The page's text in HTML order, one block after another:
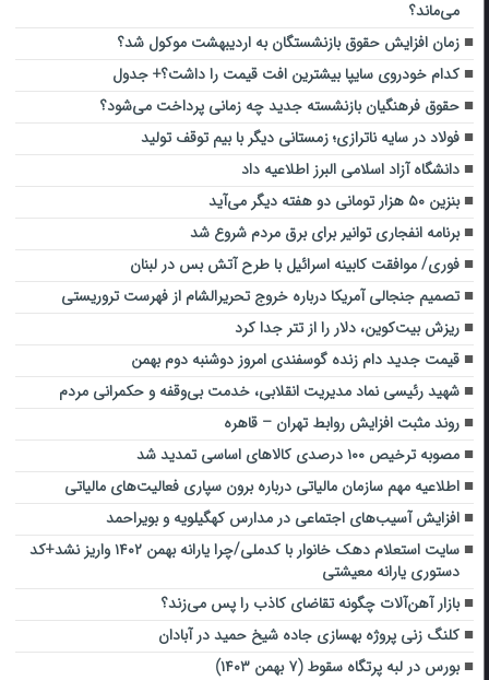
می‌ماند؟
زمان افزایش حقوق بازنشستگان به اردیبهشت موکول شد؟
کدام خودروی سایپا بیشترین افت قیمت را داشت؟+ جدول
حقوق فرهنگیان بازنشسته جدید چه زمانی پرداخت می‌شود؟
فولاد در سایه ناترازی؛ زمستانی دیگر با بیم توقف تولید
دانشگاه آزاد اسلامی البرز اطلاعیه داد
بنزین ۵۰ هزار تومانی دو هفته دیگر می‌آید
برنامه انفجاری توانیر برای برق مردم شروع شد
فوری/ موافقت کابینه اسرائیل با طرح آتش بس در لبنان
تصمیم جنجالی آمریکا درباره خروج تحریرالشام از فهرست تروریستی
ریزش بیت‌کوین، دلار را از تتر جدا کرد
قیمت جدید دام زنده گوسفندی امروز دوشنبه دوم بهمن
شهید رئیسی نماد مدیریت انقلابی، خدمت بی‌وقفه و حکمرانی مردم
روند مثبت افزایش روابط تهران – قاهره
مصوبه ترخیص ۱۰۰ درصدی کالاهای اساسی تمدید شد
اطلاعیه مهم سازمان مالیاتی درباره برون سپاری فعالیت‌های مالیاتی
افزایش آسیب‌های اجتماعی در مدارس کهگیلویه و بویراحمد
سایت استعلام دهک خانوار با کدملی/چرا یارانه بهمن ۱۴۰۲ واریز نشد+کد
دستوری یارانه معیشتی
بازار آهن‌آلات چگونه تقاضای کاذب را پس می‌زند؟
کلنگ‌ زنی پروژه بهسازی جاده شیخ حمید در آبادان
بورس در لبه پرتگاه سقوط (۷ بهمن ۱۴۰۳)